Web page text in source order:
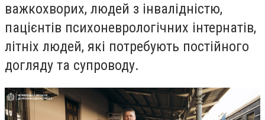
важкохворих, людей з інвалідністю,
пацієнтів психоневрологічних інтернатів,
літніх людей, які потребують постійного
догляду та супроводу.